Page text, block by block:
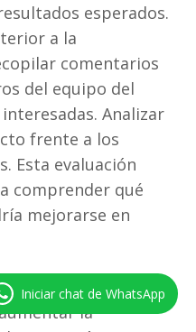
esperados.
a la
comentarios
del equipo del
Analizar
frente a los
Esta evaluación
comprender qué
mejorarse en
prácticas, las
la
Iniciar chat de WhatsApp